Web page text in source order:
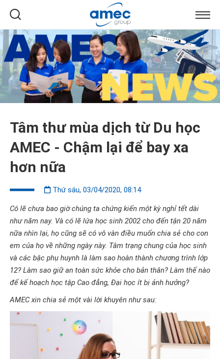
Tâm thư mùa dịch từ Du học
AMEC - Chậm lại để bay xa
hơn nữa
Thứ sáu, 03/04/2020, 08:14
Có lẽ chưa bao giờ chúng ta chứng kiến một kỳ nghỉ tết dài
như năm nay. Và có lẽ lứa học sinh 2002 cho đến tận 20 năm
nữa nhìn lại, họ cũng sẽ có vô vàn điều muốn chia sẻ cho con
em của họ về những ngày này. Tâm trạng chung của học sinh
và các bậc phụ huynh là làm sao hoàn thành chương trình lớp
12? Làm sao giữ an toàn sức khỏe cho bản thân? Làm thế nào
để kế hoạch học tập Cao đẳng, Đại học ít bị ảnh hưởng?
AMEC xin chia sẻ một vài lời khuyên như sau: